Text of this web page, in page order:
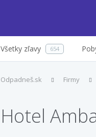
Všetky zľavy 654
Odpadneš.sk Firmy
Hotel